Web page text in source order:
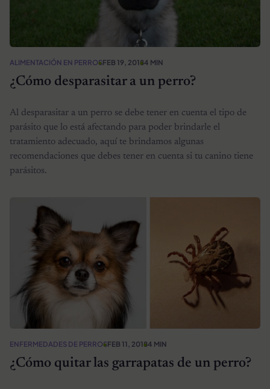
ALIMENTACIÓN EN PERROSFEB 19, 20184 MIN
¿Cómo desparasitar a un perro?
Al desparasitar a un perro se debe tener en cuenta el tipo de
parásito que lo está afectando para poder brindarle el
tratamiento adecuado, aquí te brindamos algunas
recomendaciones que debes tener en cuenta si tu canino tiene
parásitos.
ENFERMEDADES DE PERROSFEB 11, 20184 MIN
¿Cómo quitar las garrapatas de un perro?